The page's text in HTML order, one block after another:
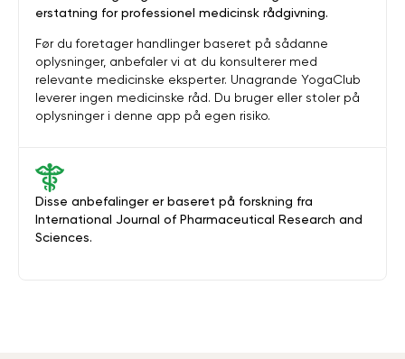
Disse anbefalinger er baseret på forskning fra
International Journal of Pharmaceutical Research and
Sciences.
erstatning for professionel medicinsk rådgivning.
Før du foretager handlinger baseret på sådanne
oplysninger, anbefaler vi at du konsulterer med
relevante medicinske eksperter. Unagrande YogaClub
leverer ingen medicinske råd. Du bruger eller stoler på
oplysninger i denne app på egen risiko.